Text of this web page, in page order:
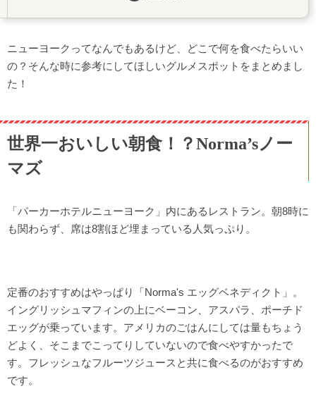
ニューヨークってなんでもあるけど、どこで何を食べたらいい
の？そんな時に参考にしてほしいグルメスポットをまとめまし
た！
世界一おいしい朝食！？Norma’sノー
マズ
「パーカーホテルニューヨーク」内にあるレストラン。朝8時に
も関わらず、席は8割ほど埋まっている人気っぷり。
定番のおすすめはやっぱり「Norma's エッグベネディクト」。
イングリッシュマフィンの上にベーコン、アスパラ、ポーチド
エッグが乗っています。アメリカのごはんにしては量もちょう
どよく、そこまでこってりしていないので食べやすかったで
す。フレッシュなフルーツジュースと共に食べるのがおすすめ
です。